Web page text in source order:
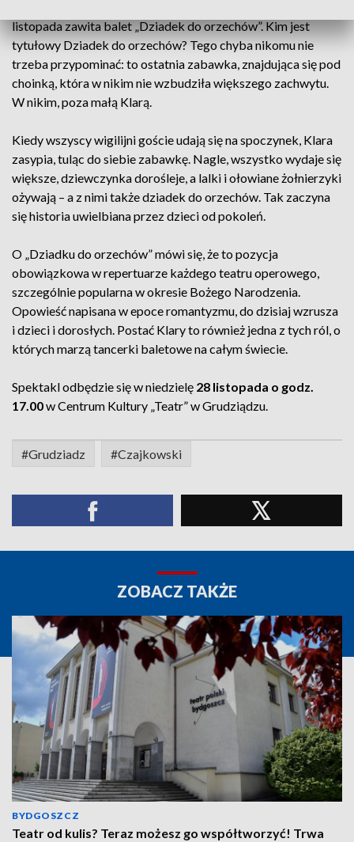
listopada zawita balet „Dziadek do orzechów”. Kim jest
tytułowy Dziadek do orzechów? Tego chyba nikomu nie
trzeba przypominać: to ostatnia zabawka, znajdująca się pod
choinką, która w nikim nie wzbudziła większego zachwytu.
W nikim, poza małą Klarą.
Kiedy wszyscy wigilijni goście udają się na spoczynek, Klara
zasypia, tuląc do siebie zabawkę. Nagle, wszystko wydaje się
większe, dziewczynka dorośleje, a lalki i ołowiane żołnierzyki
ożywają – a z nimi także dziadek do orzechów. Tak zaczyna
się historia uwielbiana przez dzieci od pokoleń.
O „Dziadku do orzechów” mówi się, że to pozycja
obowiązkowa w repertuarze każdego teatru operowego,
szczególnie popularna w okresie Bożego Narodzenia.
Opowieść napisana w epoce romantyzmu, do dzisiaj wzrusza
i dzieci i dorosłych. Postać Klary to również jedna z tych ról, o
których marzą tancerki baletowe na całym świecie.
Spektakl odbędzie się w niedzielę 28 listopada o godz.
17.00w Centrum Kultury „Teatr” w Grudziądzu.
#Grudziadz #Czajkowski
ZOBACZ TAKŻE
BYDGOSZCZ
Teatr od kulis? Teraz możesz go współtworzyć! Trwa